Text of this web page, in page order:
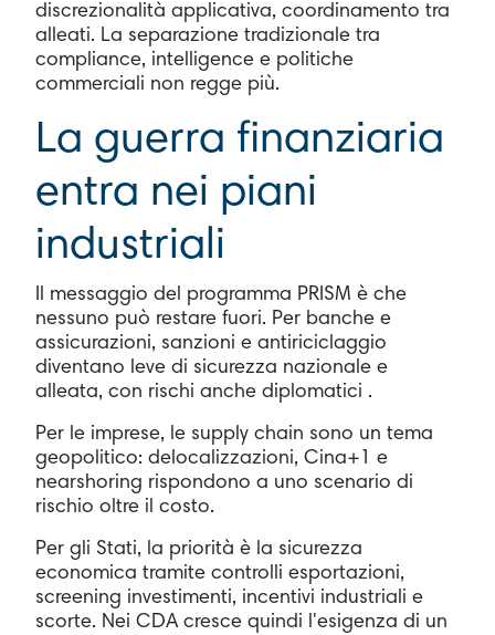
discrezionalità applicativa, coordinamento tra
alleati. La separazione tradizionale tra
compliance, intelligence e politiche
commerciali non regge più.
La guerra finanziaria
entra nei piani
industriali
Il messaggio del programma PRISM è che
nessuno può restare fuori. Per banche e
assicurazioni, sanzioni e antiriciclaggio
diventano leve di sicurezza nazionale e
alleata, con rischi anche diplomatici .
Per le imprese, le supply chain sono un tema
geopolitico: delocalizzazioni, Cina+1 e
nearshoring rispondono a uno scenario di
rischio oltre il costo.
Per gli Stati, la priorità è la sicurezza
economica tramite controlli esportazioni,
screening investimenti, incentivi industriali e
scorte. Nei CDA cresce quindi l'esigenza di un